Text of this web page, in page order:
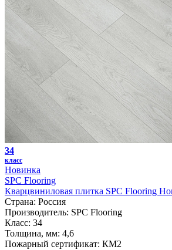
34
класс
Новинка
SPC Flooring
Кварцвиниловая плитка SPC Flooring
Страна: Россия
Производитель: SPC Flooring
Класс: 34
Толщина, мм: 4,6
Пожарный сертификат: КМ2